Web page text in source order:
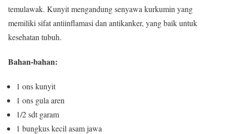
temulawak. Kunyit mengandung senyawa kurkumin yang
memiliki sifat antiinflamasi dan antikanker, yang baik untuk
kesehatan tubuh.
Bahan-bahan:
1 ons kunyit
1 ons gula aren
1/2 sdt garam
1 bungkus kecil asam jawa